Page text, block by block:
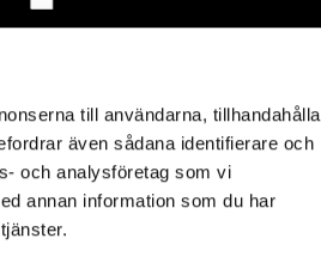
till användarna, tillhandahålla
även sådana identifierare och
och analysföretag som vi
annan information som du har
Baresso
Family
cookieinställningar